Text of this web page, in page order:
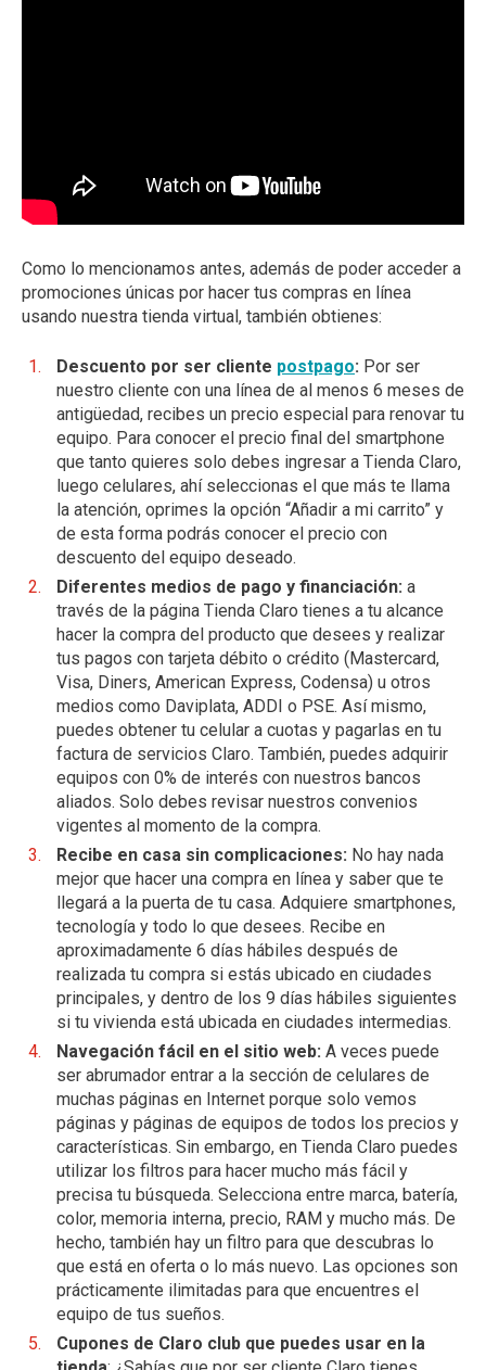
Como lo mencionamos antes, además de poder acceder a
promociones únicas por hacer tus compras en línea
usando nuestra tienda virtual, también obtienes:
Descuento por ser cliente postpago: Por ser
nuestro cliente con una línea de al menos 6 meses de
antigüedad, recibes un precio especial para renovar tu
equipo. Para conocer el precio final del smartphone
que tanto quieres solo debes ingresar a Tienda Claro,
luego celulares, ahí seleccionas el que más te llama
la atención, oprimes la opción “Añadir a mi carrito” y
de esta forma podrás conocer el precio con
descuento del equipo deseado.
Diferentes medios de pago y financiación: a
través de la página Tienda Claro tienes a tu alcance
hacer la compra del producto que desees y realizar
tus pagos con tarjeta débito o crédito (Mastercard,
Visa, Diners, American Express, Codensa) u otros
medios como Daviplata, ADDI o PSE. Así mismo,
puedes obtener tu celular a cuotas y pagarlas en tu
factura de servicios Claro. También, puedes adquirir
equipos con 0% de interés con nuestros bancos
aliados. Solo debes revisar nuestros convenios
vigentes al momento de la compra.
Recibe en casa sin complicaciones: No hay nada
mejor que hacer una compra en línea y saber que te
llegará a la puerta de tu casa. Adquiere smartphones,
tecnología y todo lo que desees. Recibe en
aproximadamente 6 días hábiles después de
realizada tu compra si estás ubicado en ciudades
principales, y dentro de los 9 días hábiles siguientes
si tu vivienda está ubicada en ciudades intermedias.
Navegación fácil en el sitio web: A veces puede
ser abrumador entrar a la sección de celulares de
muchas páginas en Internet porque solo vemos
páginas y páginas de equipos de todos los precios y
características. Sin embargo, en Tienda Claro puedes
utilizar los filtros para hacer mucho más fácil y
precisa tu búsqueda. Selecciona entre marca, batería,
color, memoria interna, precio, RAM y mucho más. De
hecho, también hay un filtro para que descubras lo
que está en oferta o lo más nuevo. Las opciones son
prácticamente ilimitadas para que encuentres el
equipo de tus sueños.
Cupones de Claro club que puedes usar en la